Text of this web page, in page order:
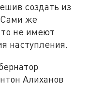
создать из
Сами же
не имеют
наступления.
Алиханов